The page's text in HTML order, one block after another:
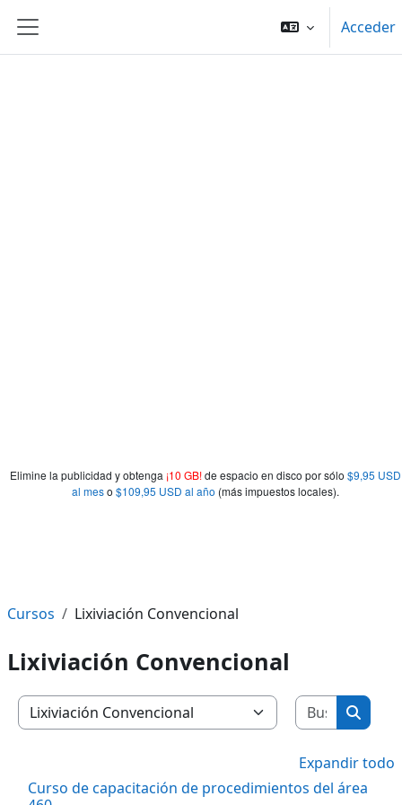
Elimine la publicidad y obtenga ¡10 GB!de espacio en disco por sólo $9,95 USD
al meso $109,95 USD al año (más impuestos locales).
Panel lateral
Acceder
Cursos Lixiviación Convencional
Lixiviación Convencional
Categorías
Buscar
Expandir todo
Curso de capacitación de procedimientos del área